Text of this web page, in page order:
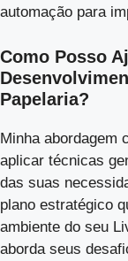
automação para
Como Posso
Papelaria?
Minha abordagem
aplicar técnicas
das suas
plano estratégico
ambiente do seu
aborda seus